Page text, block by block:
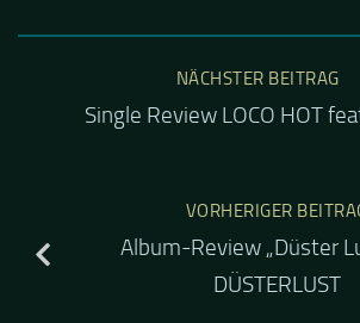
NÄCHSTER BEITRAG
Single Review LOCO HOT
VORHERIGER
Album-Review „Düster
DÜSTERLUST